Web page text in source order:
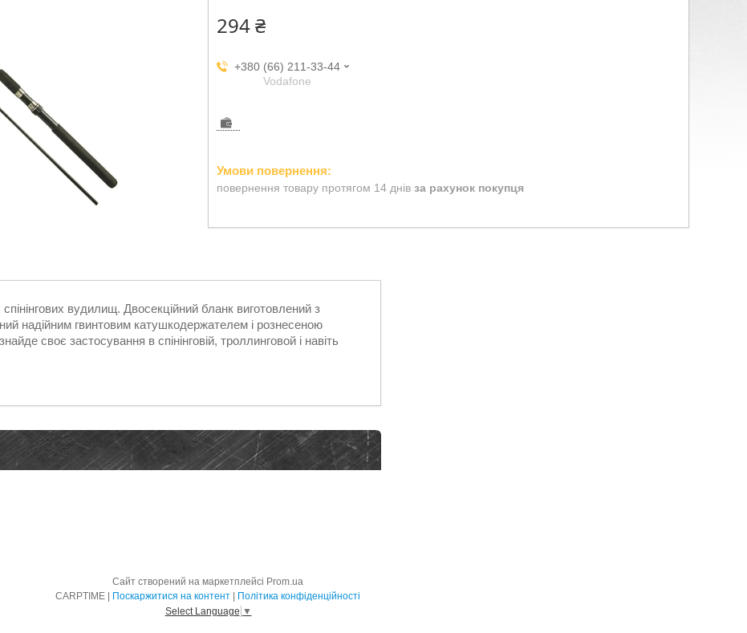
294 ₴
+380 (66) 211-33-44
Vodafone
повернення товару протягом 14 днів за рахунок покупця
вудилищ. Двосекційний бланк виготовлений з
надійним гвинтовим катушкодержателем і рознесеною
своє застосування в спінінговій, троллинговой і навіть
Сайт створений на маркетплейсі Prom.ua
Поскаржитися на контент
Політика конфіденційності
Select Language ▼